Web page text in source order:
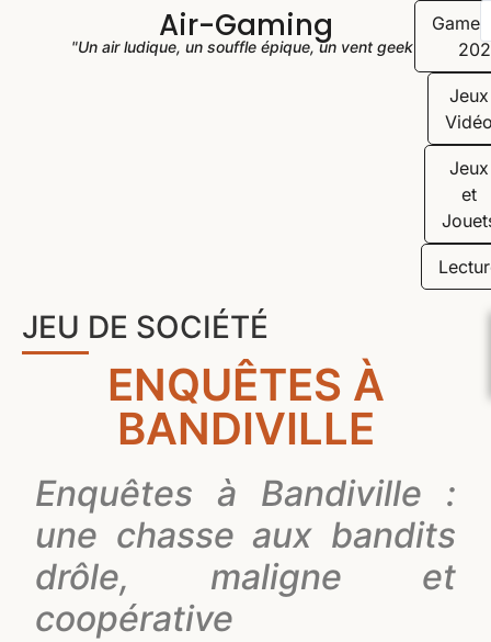
Air-Gaming
"Un air ludique, un souffle épique, un vent geek"
Jeux
Jeux
et
JEU DE SOCIÉTÉ
ENQUÊTES À
BANDIVILLE
Enquêtes à Bandiville :
une chasse aux bandits
drôle, maligne et
coopérative